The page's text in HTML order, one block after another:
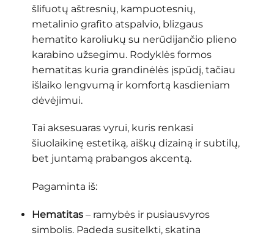
šlifuotų aštresnių, kampuotesnių,
metalinio grafito atspalvio, blizgaus
hematito karoliukų su nerūdijančio plieno
karabino užsegimu. Rodyklės formos
hematitas kuria grandinėlės įspūdį, tačiau
išlaiko lengvumą ir komfortą kasdieniam
dėvėjimui.
Tai aksesuaras vyrui, kuris renkasi
šiuolaikinę estetiką, aiškų dizainą ir subtilų,
bet juntamą prabangos akcentą.
Pagaminta iš:
Hematitas– ramybės ir pusiausvyros
simbolis. Padeda susitelkti, skatina